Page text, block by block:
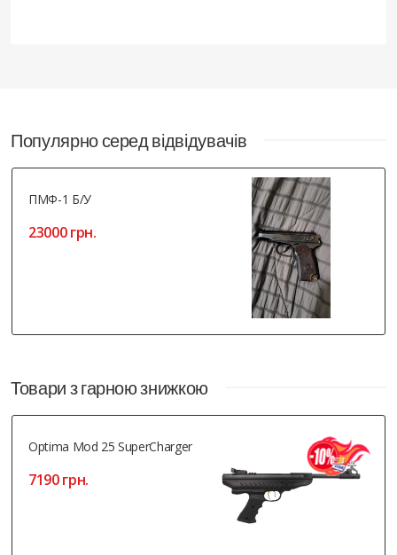
Популярно серед відвідувачів
ПМФ-1 Б/У
23000 грн.
Товари з гарною знижкою
Optima Mod 25 SuperCharger
7190 грн.